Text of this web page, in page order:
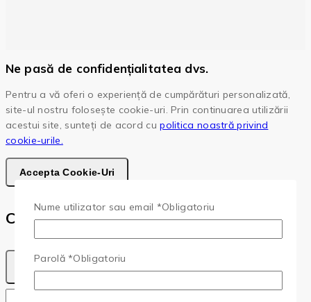
Ne pasă de confidențialitatea dvs.
Pentru a vă oferi o experiență de cumpărături personalizată,
site-ul nostru folosește cookie-uri. Prin continuarea utilizării
acestui site, sunteți de acord cupolitica noastră privind
cookie-urile.
Accepta Cookie-Uri
Cota
Nume utilizator sau email *Obligatoriu
Parolă*Obligatoriu